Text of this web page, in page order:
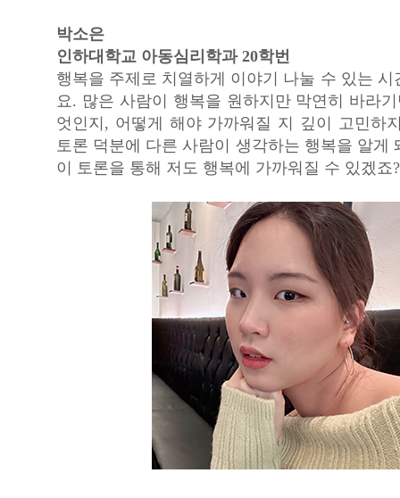
박소은
인하대학교 아동심리학과 20학번
행복을 주제로 치열하게 이야기 나눌 수 있는 시
요. 많은 사람이 행복을 원하지만 막연히 바라
엇인지, 어떻게 해야 가까워질 지 깊이 고민하
토론 덕분에 다른 사람이 생각하는 행복을 알게
이 토론을 통해 저도 행복에 가까워질 수 있겠죠?